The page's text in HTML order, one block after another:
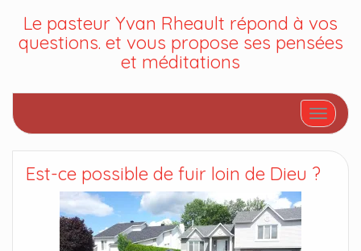
Le pasteur Yvan Rheault répond à vos
questions. et vous propose ses pensées
et méditations
Afficher/
Est-ce possible de fuir loin de Dieu ?